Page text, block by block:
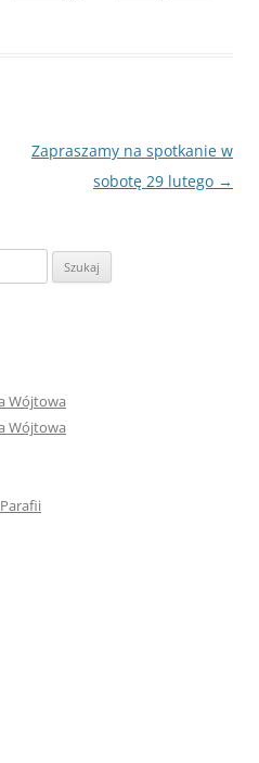
Zapraszamy na spotkanie w
sobotę 29 lutego →
Wójtowa
Wójtowa